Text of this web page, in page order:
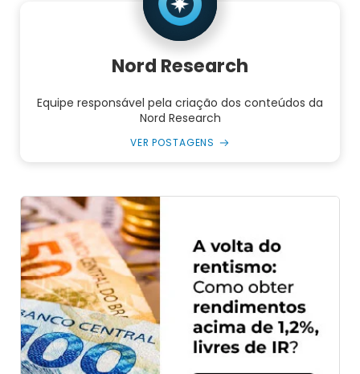
Nord Research
Equipe responsável pela criação dos conteúdos da
Nord Research
VER POSTAGENS